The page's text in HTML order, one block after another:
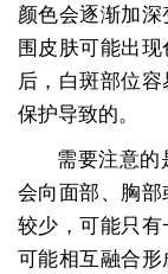
颜色会逐渐加
围皮肤可能出
后，白斑部位
保护导致的。
需要注意的
会向面部、胸
较少，可能只
可能相互融合